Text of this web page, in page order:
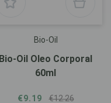
Bio-Oil
Bio-Oil Oleo Corporal
60ml
€9.19 €12.26